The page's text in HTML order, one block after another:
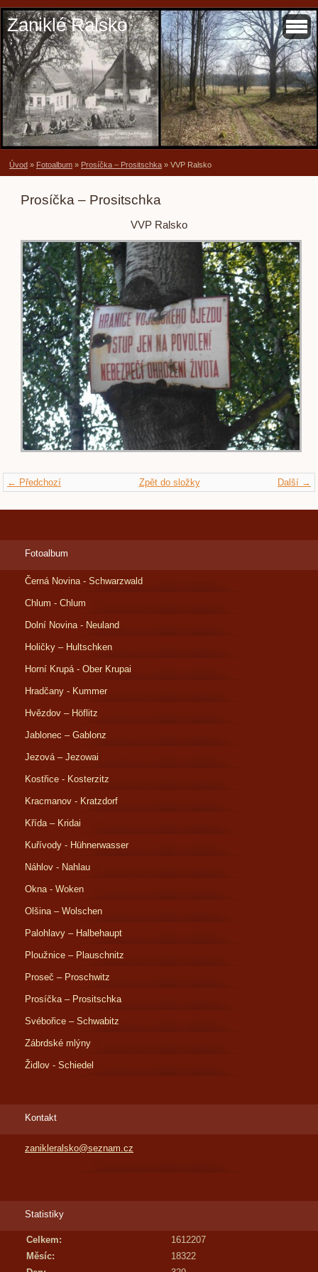
Zaniklé Ralsko
Úvod » Fotoalbum » Prosíčka – Prositschka » VVP Ralsko
Prosíčka – Prositschka
VVP Ralsko
← Předchozí Další →
Zpět do složky
Fotoalbum
Černá Novina - Schwarzwald
Chlum - Chlum
Dolní Novina - Neuland
Holičky – Hultschken
Horní Krupá - Ober Krupai
Hradčany - Kummer
Hvězdov – Höflitz
Jablonec – Gablonz
Jezová – Jezowai
Kostřice - Kosterzitz
Kracmanov - Kratzdorf
Křída – Kridai
Kuřívody - Hühnerwasser
Náhlov - Nahlau
Okna - Woken
Olšina – Wolschen
Palohlavy – Halbehaupt
Ploužnice – Plauschnitz
Proseč – Proschwitz
Prosíčka – Prositschka
Svébořice – Schwabitz
Zábrdské mlýny
Židlov - Schiedel
Kontakt
zanikleralsko@seznam.cz
Statistiky
Celkem:
1612207
Měsíc:
18322